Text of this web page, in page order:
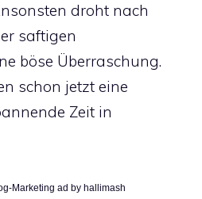
droht nach
saftigen
böse Überraschung.
schon jetzt eine
Zeit in
Marketing ad by hallimash